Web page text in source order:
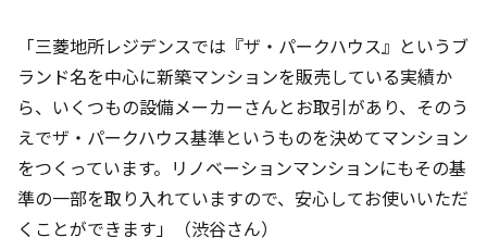
「三菱地所レジデンスでは『ザ・パークハウス』というブ
ランド名を中心に新築マンションを販売している実績か
ら、いくつもの設備メーカーさんとお取引があり、そのう
えでザ・パークハウス基準というものを決めてマンション
をつくっています。リノベーションマンションにもその基
準の一部を取り入れていますので、安心してお使いいただ
くことができます」（渋谷さん）